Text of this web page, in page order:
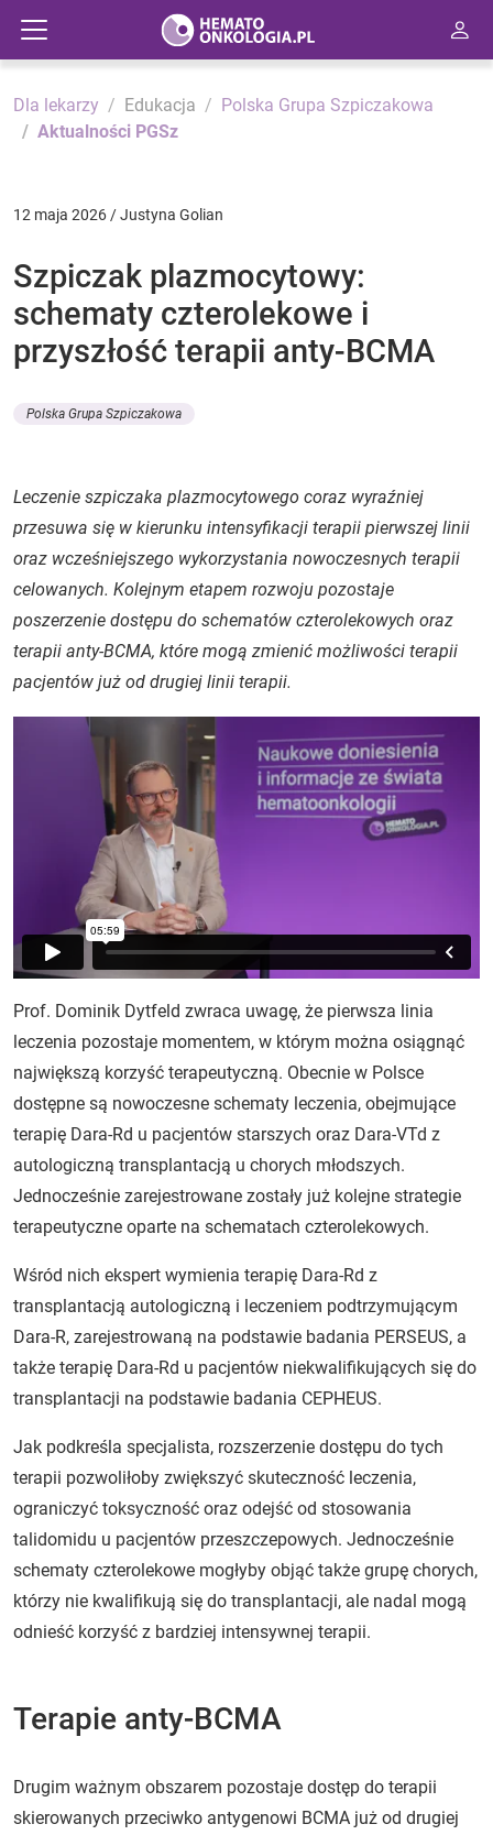
Dla lekarzy Edukacja
Polska Grupa Szpiczakowa
Aktualności PGSz
12 maja 2026 / Justyna Golian
Szpiczak plazmocytowy:
schematy czterolekowe i
przyszłość terapii anty-BCMA
Polska Grupa Szpiczakowa
Leczenie szpiczaka plazmocytowego coraz wyraźniej
przesuwa się w kierunku intensyfikacji terapii pierwszej linii
oraz wcześniejszego wykorzystania nowoczesnych terapii
celowanych. Kolejnym etapem rozwoju pozostaje
poszerzenie dostępu do schematów czterolekowych oraz
terapii anty-BCMA, które mogą zmienić możliwości terapii
pacjentów już od drugiej linii terapii.
Prof. Dominik Dytfeld zwraca uwagę, że pierwsza linia
leczenia pozostaje momentem, w którym można osiągnąć
największą korzyść terapeutyczną. Obecnie w Polsce
dostępne są nowoczesne schematy leczenia, obejmujące
terapię Dara-Rd u pacjentów starszych oraz Dara-VTd z
autologiczną transplantacją u chorych młodszych.
Jednocześnie zarejestrowane zostały już kolejne strategie
terapeutyczne oparte na schematach czterolekowych.
Wśród nich ekspert wymienia terapię Dara-Rd z
transplantacją autologiczną i leczeniem podtrzymującym
Dara-R, zarejestrowaną na podstawie badania PERSEUS, a
także terapię Dara-Rd u pacjentów niekwalifikujących się do
transplantacji na podstawie badania CEPHEUS.
Jak podkreśla specjalista, rozszerzenie dostępu do tych
terapii pozwoliłoby zwiększyć skuteczność leczenia,
ograniczyć toksyczność oraz odejść od stosowania
talidomidu u pacjentów przeszczepowych. Jednocześnie
schematy czterolekowe mogłyby objąć także grupę chorych,
którzy nie kwalifikują się do transplantacji, ale nadal mogą
odnieść korzyść z bardziej intensywnej terapii.
Terapie anty-BCMA
Drugim ważnym obszarem pozostaje dostęp do terapii
skierowanych przeciwko antygenowi BCMA już od drugiej